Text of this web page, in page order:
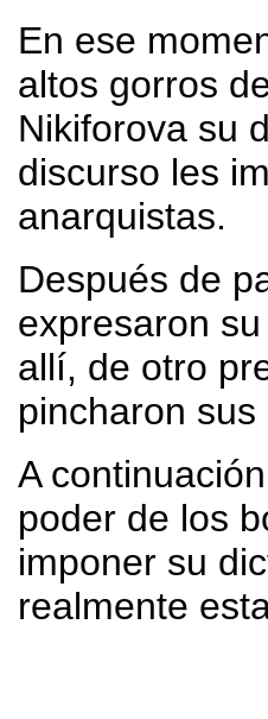
En ese
altos gorros
Nikiforova su
discurso les
anarquistas.
Después de
expresaron
allí, de otro
pincharon
A
poder de los
imponer su
realmente